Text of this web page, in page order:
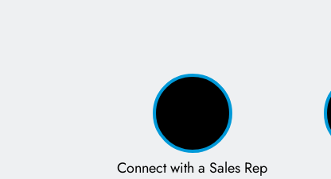
Connect with a Sales Rep